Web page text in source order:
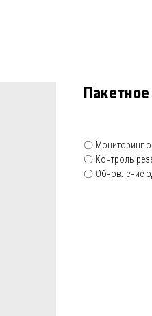
〇 Мониторинг
〇 Контроль
〇 Обновление